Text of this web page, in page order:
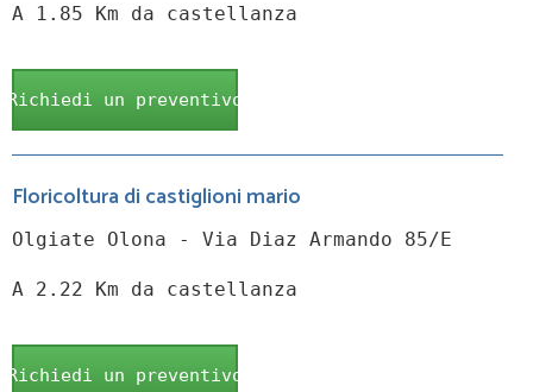
A 1.85 Km da castellanza
Richiedi un preventivo
Floricoltura di castiglioni mario
Olgiate Olona - Via Diaz Armando 85/E
A 2.22 Km da castellanza
Richiedi un preventivo